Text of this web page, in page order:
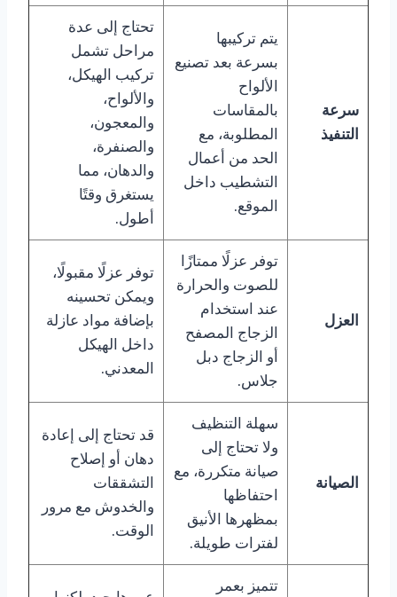
سرعة
التنفيذ
يتم تركيبها
بسرعة بعد تصنيع
الألواح
بالمقاسات
المطلوبة، مع
الحد من أعمال
التشطيب داخل
الموقع.
تحتاج إلى عدة
مراحل تشمل
تركيب الهيكل،
والألواح،
والمعجون،
والصنفرة،
والدهان، مما
يستغرق وقتًا
أطول.
العزل
توفر عزلًا ممتازًا
للصوت والحرارة
عند استخدام
الزجاج المصفح
أو الزجاج دبل
جلاس.
توفر عزلًا مقبولًا،
ويمكن تحسينه
بإضافة مواد عازلة
داخل الهيكل
المعدني.
الصيانة
سهلة التنظيف
ولا تحتاج إلى
صيانة متكررة، مع
احتفاظها
بمظهرها الأنيق
لفترات طويلة.
قد تحتاج إلى إعادة
دهان أو إصلاح
التشققات
والخدوش مع مرور
الوقت.
تتميز بعمر